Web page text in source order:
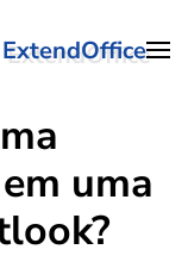
ExtendOffice
uma